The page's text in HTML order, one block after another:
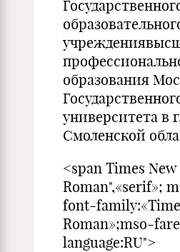
образования
университета в
Смоленской
<span Times New
Roman",«serif»;
font-
Roman»;mso-
language:RU">